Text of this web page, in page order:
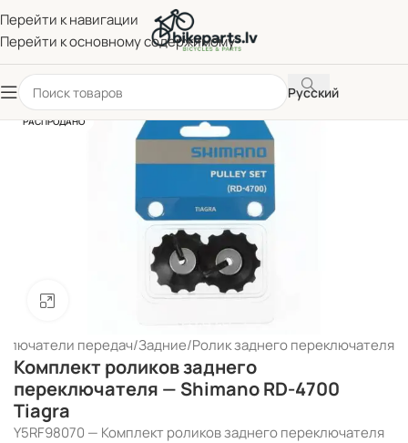
Перейти к навигации
Перейти к основному содержимому
Русский
РАСПРОДАНО
Нажмите, чтобы увеличить
передач/Задние/Ролик заднего переключателя
Комплект роликов заднего
переключателя — Shimano RD-4700
Tiagra
Y5RF98070 — Комплект роликов заднего переключателя